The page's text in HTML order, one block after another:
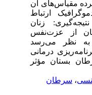
مقیاس‌های آن
ارتباط
زنان
از عزت‌نفس
به نظر می‌رسد
درمانی
بستان مؤثر
،سرطان